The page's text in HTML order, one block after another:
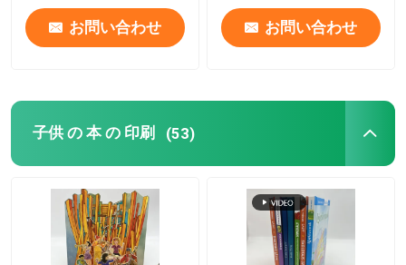
お問い合わせ お問い合わせ
子供 の 本 の 印刷 (53)